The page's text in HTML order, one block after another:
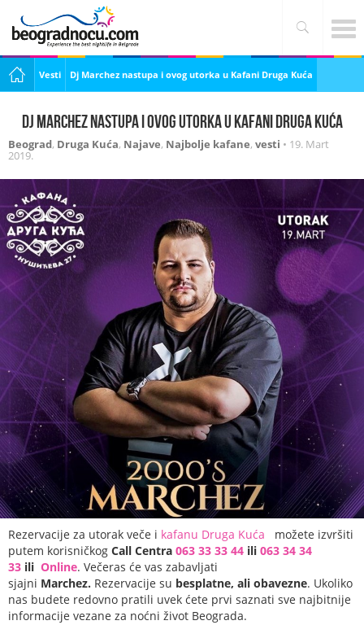
Vesti Dj Marchez nastupa i ovog utorka u Kafani Druga Kuća
Dj Marchez nastupa i ovog utorka u Kafani Druga Kuća
Beograd, Druga Kuća, Najave, Najbolje kafane, vesti • 19. Mart
2019.
Rezervacije za utorak veče i kafanu Druga Kuća
možete izvršiti
putem korisničkog Call Centra 063 33 33 44 ili 063 34 34
33 ili Online. Večeras će vas zabavljati
sjajni Marchez. Rezervacije su besplatne, ali obavezne. Ukoliko
nas budete redovno pratili uvek ćete prvi saznati sve najbitnije
informacije vezane za noćni život Beograda.